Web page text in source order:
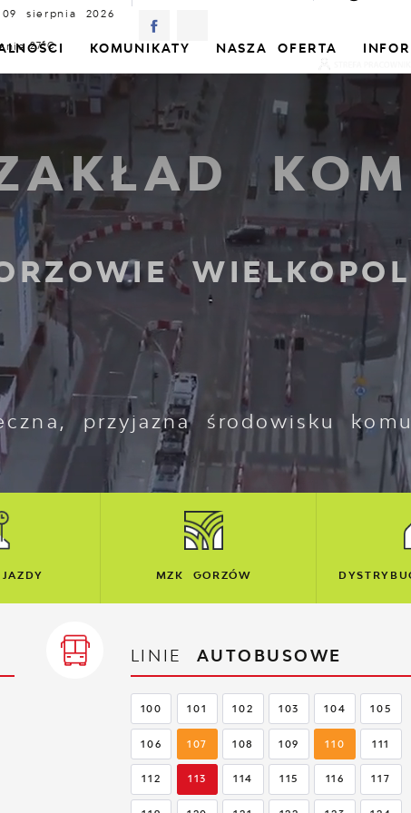
sierpnia 2026
27°C KOMUNIKATY NASZA OFERTA
przyjazna środowisku
DYSTRYBUCJA BILETÓW
LINIE AUTOBUSOWE
100 101 102 103 104 105
106 107 108 109 110 111
112 113 114 115 116 117